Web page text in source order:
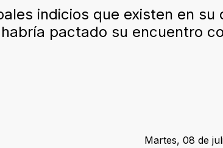
indicios que existen en
pactado su encuentro
Martes, 08 de